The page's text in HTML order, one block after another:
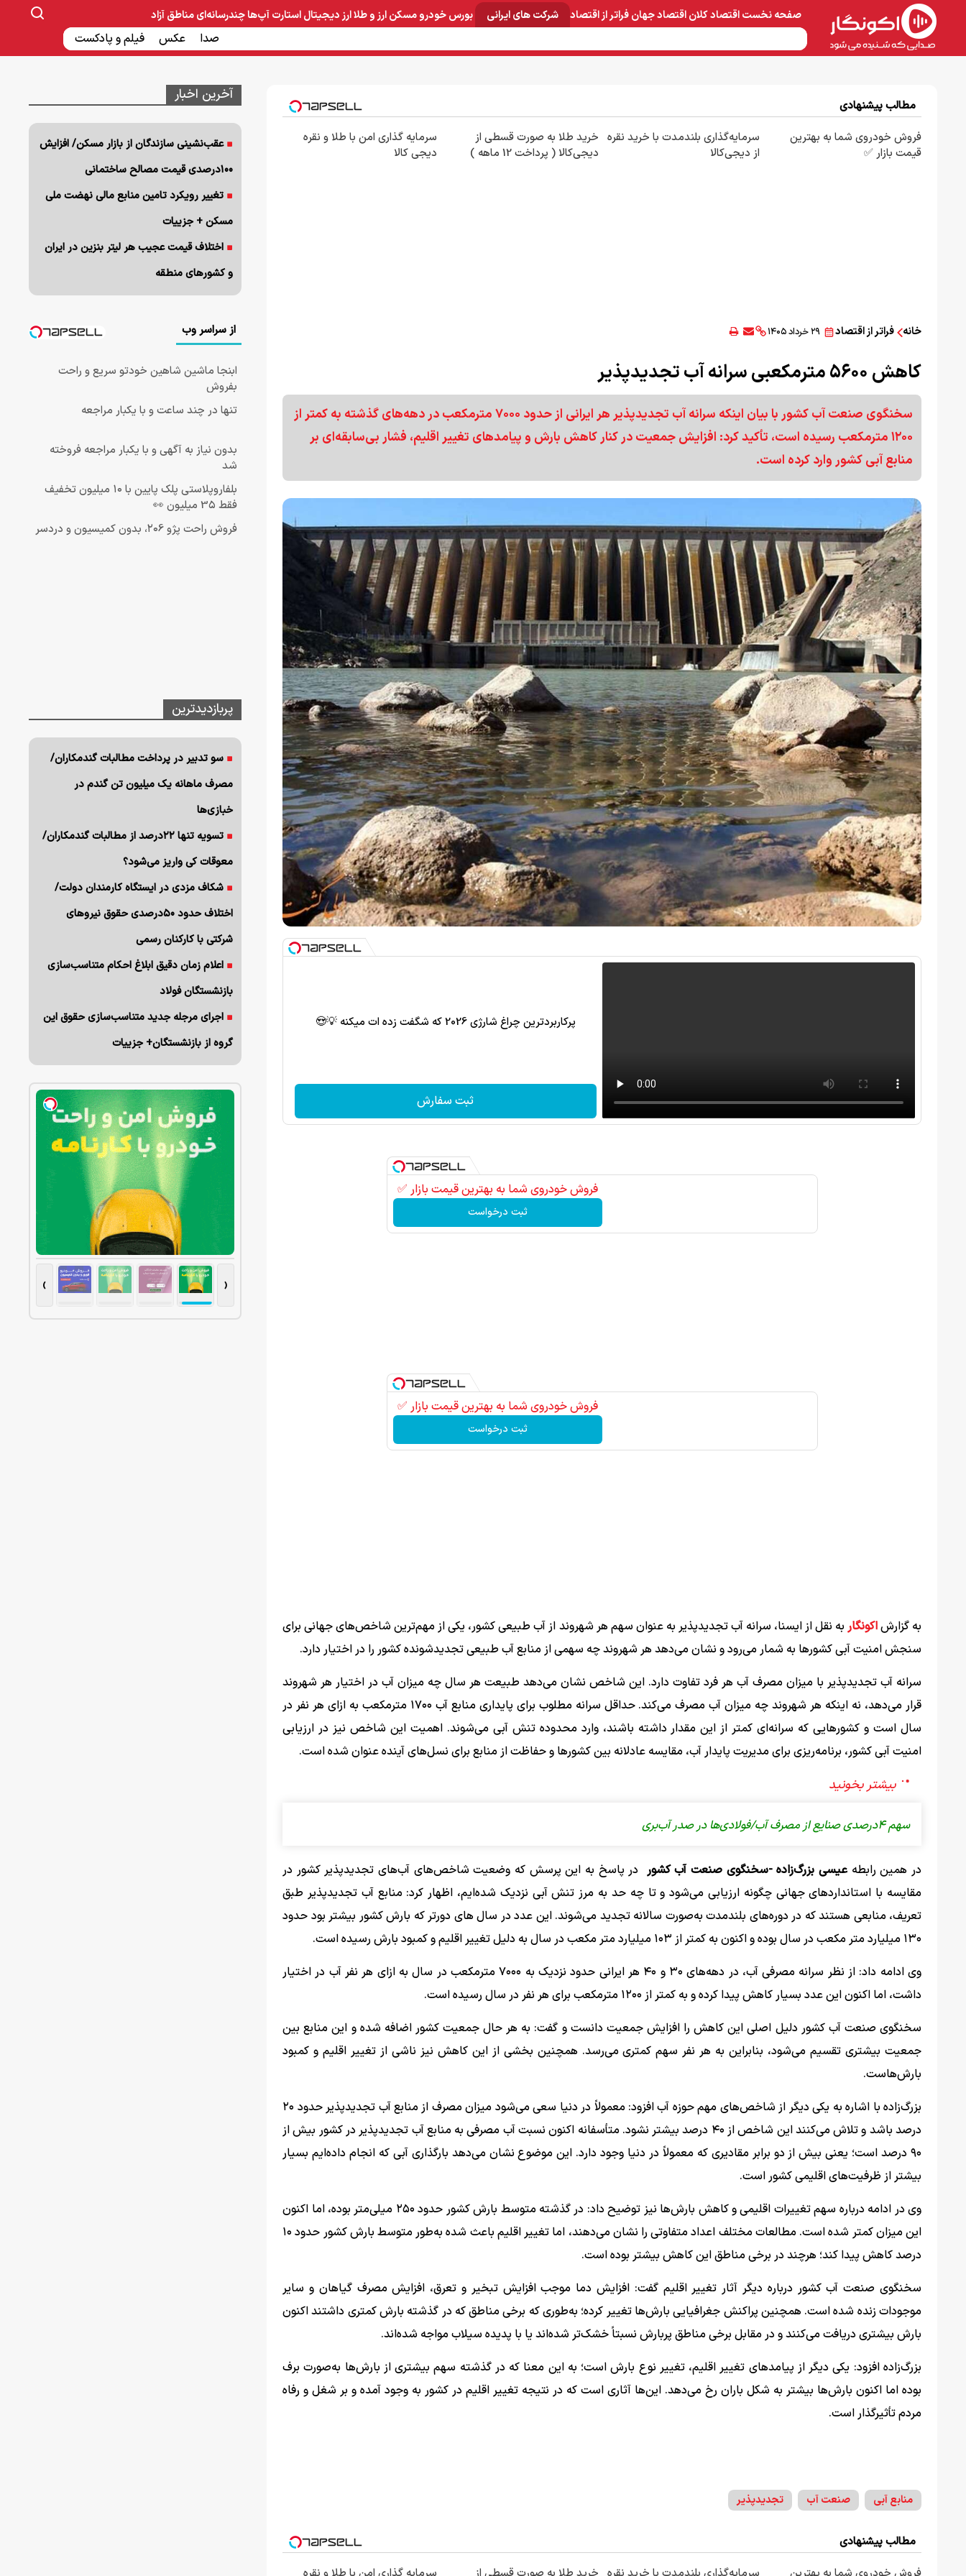
صفحه نخستاقتصاد کلاناقتصاد جهانفراتر از اقتصاد شرکت های ایرانی
صنایع غذایی و دارویی ساخت و ساز بانک و بیمه
بورسخودرومسکنارز و طلاارز دیجیتالاستارت آپ‌هاچندرسانه‌ای
صدا عکس فیلم و پادکست
مناطق آزاد
مطالب پیشنهادی
فروش خودروی شما به بهترین
قیمت بازار ✅
سرمایه‌گذاری بلندمدت با خرید نقره
از دیجی‌کالا
خرید طلا به صورت قسطی از
دیجی‌کالا ( پرداخت 12 ماهه )
سرمایه گذاری امن با طلا و نقره
دیجی کالا
خانه فراتر از اقتصاد ۲۹ خرداد ۱۴۰۵
کاهش ۵۶۰۰ مترمکعبی سرانه آب تجدیدپذیر
سخنگوی صنعت آب کشور با بیان اینکه سرانه آب تجدیدپذیر هر ایرانی از حدود ۷۰۰۰ مترمکعب در دهه‌های گذشته به کمتر از
۱۲۰۰ مترمکعب رسیده است، تأکید کرد: افزایش جمعیت در کنار کاهش بارش و پیامدهای تغییر اقلیم، فشار بی‌سابقه‌ای بر
منابع آبی کشور وارد کرده است.
پرکاربردترین چراغ شارژی 2026 که شگفت زده ات میکنه 💡😍
ثبت سفارش
فروش خودروی شما به بهترین قیمت بازار ✅
ثبت درخواست
فروش خودروی شما به بهترین قیمت بازار ✅
ثبت درخواست
به گزارشاکونگار به نقل از ایسنا، سرانه آب تجدیدپذیر به عنوان سهم هر شهروند از آب طبیعی کشور، یکی از مهم‌ترین شاخص‌های جهانی برای
سنجش امنیت آبی کشورها به شمار می‌رود و نشان می‌دهد هر شهروند چه سهمی از منابع آب طبیعی تجدیدشونده کشور را در اختیار دارد.
سرانه آب تجدیدپذیر با میزان مصرف آب هر فرد تفاوت دارد. این شاخص نشان می‌دهد طبیعت هر سال چه میزان آب در اختیار هر شهروند
قرار می‌دهد، نه اینکه هر شهروند چه میزان آب مصرف می‌کند. حداقل سرانه مطلوب برای پایداری منابع آب ۱۷۰۰ مترمکعب به ازای هر نفر در
سال است و کشورهایی که سرانه‌ای کمتر از این مقدار داشته باشند، وارد محدوده تنش آبی می‌شوند. اهمیت این شاخص نیز در ارزیابی
امنیت آبی کشور، برنامه‌ریزی برای مدیریت پایدار آب، مقایسه عادلانه بین کشورها و حفاظت از منابع برای نسل‌های آینده عنوان شده است.
سهم ۴درصدی صنایع از مصرف آب/فولادی‌ها در صدر آب‌بری
در همین رابطه عیسی بزرگ‌زاده -سخنگوی صنعت آب کشور در پاسخ به این پرسش که وضعیت شاخص‌های آب‌های تجدیدپذیر کشور در
مقایسه با استانداردهای جهانی چگونه ارزیابی می‌شود و تا چه حد به مرز تنش آبی نزدیک شده‌ایم، اظهار کرد: منابع آب تجدیدپذیر طبق
تعریف، منابعی هستند که در دوره‌های بلندمدت به‌صورت سالانه تجدید می‌شوند. این عدد در سال های دورتر که بارش کشور بیشتر بود حدود
۱۳۰ میلیارد متر مکعب در سال بوده و اکنون به کمتر از ۱۰۳ میلیارد متر مکعب در سال به دلیل تغییر اقلیم و کمبود بارش رسیده است.
وی ادامه داد: از نظر سرانه مصرفی آب، در دهه‌های ۳۰ و ۴۰ هر ایرانی حدود نزدیک به ۷۰۰۰ مترمکعب در سال به ازای هر نفر آب در اختیار
داشت، اما اکنون این عدد بسیار کاهش پیدا کرده و به کمتر از ۱۲۰۰ مترمکعب برای هر نفر در سال رسیده است.
سخنگوی صنعت آب کشور دلیل اصلی این کاهش را افزایش جمعیت دانست و گفت: به هر حال جمعیت کشور اضافه شده و این منابع بین
جمعیت بیشتری تقسیم می‌شود، بنابراین به هر نفر سهم کمتری می‌رسد. همچنین بخشی از این کاهش نیز ناشی از تغییر اقلیم و کمبود
بارش‌هاست.
بزرگ‌زاده با اشاره به یکی دیگر از شاخص‌های مهم حوزه آب افزود: معمولاً در دنیا سعی می‌شود میزان مصرف از منابع آب تجدیدپذیر حدود ۲۰
درصد باشد و تلاش می‌کنند این شاخص از ۴۰ درصد بیشتر نشود. متأسفانه اکنون نسبت آب مصرفی به منابع آب تجدیدپذیر در کشور بیش از
۹۰ درصد است؛ یعنی بیش از دو برابر مقادیری که معمولاً در دنیا وجود دارد. این موضوع نشان می‌دهد بارگذاری آبی که انجام داده‌ایم بسیار
بیشتر از ظرفیت‌های اقلیمی کشور است.
وی در ادامه درباره سهم تغییرات اقلیمی و کاهش بارش‌ها نیز توضیح داد: در گذشته متوسط بارش کشور حدود ۲۵۰ میلی‌متر بوده، اما اکنون
این میزان کمتر شده است. مطالعات مختلف اعداد متفاوتی را نشان می‌دهند، اما تغییر اقلیم باعث شده به‌طور متوسط بارش کشور حدود ۱۰
درصد کاهش پیدا کند؛ هرچند در برخی مناطق این کاهش بیشتر بوده است.
سخنگوی صنعت آب کشور درباره دیگر آثار تغییر اقلیم گفت: افزایش دما موجب افزایش تبخیر و تعرق، افزایش مصرف گیاهان و سایر
موجودات زنده شده است. همچنین پراکنش جغرافیایی بارش‌ها تغییر کرده؛ به‌طوری که برخی مناطق که در گذشته بارش کمتری داشتند اکنون
بارش بیشتری دریافت می‌کنند و در مقابل برخی مناطق پربارش نسبتاً خشک‌تر شده‌اند یا با پدیده سیلاب مواجه شده‌اند.
بزرگ‌زاده افزود: یکی دیگر از پیامدهای تغییر اقلیم، تغییر نوع بارش است؛ به این معنا که در گذشته سهم بیشتری از بارش‌ها به‌صورت برف
بوده اما اکنون بارش‌ها بیشتر به شکل باران رخ می‌دهد. این‌ها آثاری است که در نتیجه تغییر اقلیم در کشور به وجود آمده و بر شغل و رفاه
مردم تأثیرگذار است.
منابع آبی صنعت آب تجدیدپذیر
مطالب پیشنهادی
آخرین اخبار
عقب‌نشینی سازندگان از بازار مسکن/ افزایش
۱۰۰درصدی قیمت مصالح ساختمانی
تغییر رویکرد تامین منابع مالی نهضت ملی
مسکن + جزییات
اختلاف قیمت عجیب هر لیتر بنزین در ایران
و کشورهای منطقه
از سراسر وب
ابنجا ماشین شاهین خودتو سریع و راحت
بفروش
تنها در چند ساعت و با یکبار مراجعه
بدون نیاز به آگهی و با یکبار مراجعه فروخته
شد
بلفاروپلاستی پلک پایین با ۱۰ میلیون تخفیف
فقط 3۵ میلیون 👀
فروش راحت پژو ۲۰6، بدون کمیسیون و دردسر
پربازدیدترین
سو تدبیر در پرداخت مطالبات گندمکاران/
مصرف ماهانه یک میلیون تن گندم در
خبازی‌ها
تسویه تنها ۲۲درصد از مطالبات گندمکاران/
معوقات کی واریز می‌شود؟
شکاف مزدی در ایستگاه کارمندان دولت/
اختلاف حدود ۵۰درصدی حقوق نیروهای
شرکتی با کارکنان رسمی
اعلام زمان دقیق ابلاغ احکام متناسب‌سازی
بازنشستگان فولاد
اجرای مرجله جدید متناسب‌سازی حقوق این
گروه از بازنشستگان+ جزییات
‹
›